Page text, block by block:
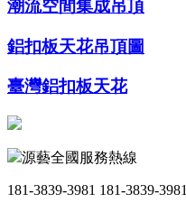
潮流空間集成吊頂
鋁扣板天花吊頂圖
臺灣鋁扣板天花
源藝全國服務熱線
181-3839-3981 181-3839-3981